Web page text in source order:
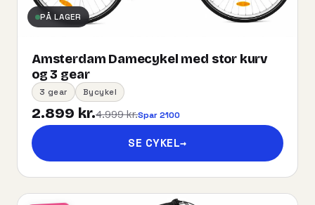
PÅ LAGER
Amsterdam Damecykel med stor kurv
og 3 gear
3 gear Bycykel
2.899 kr.4.999 kr.Spar 2100
SE CYKEL→